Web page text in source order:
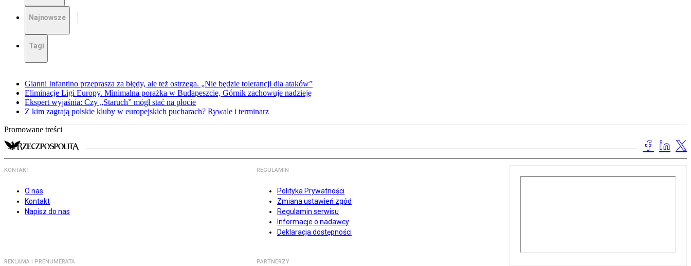
Najnowsze
Tagi
Gianni Infantino przeprasza za błędy, ale też ostrzega. „Nie będzie tolerancji dla ataków”
Eliminacje Ligi Europy. Minimalna porażka w Budapeszcie, Górnik zachowuje nadzieję
Ekspert wyjaśnia: Czy „Staruch” mógł stać na płocie
Z kim zagrają polskie kluby w europejskich pucharach? Rywale i terminarz
Promowane treści
KONTAKT
O nas
Kontakt
Napisz do nas
REGULAMIN
Polityka Prywatności
Zmiana ustawień zgód
Regulamin serwisu
Informacje o nadawcy
Deklaracja dostępności
REKLAMA I PRENUMERATA PARTNERZY